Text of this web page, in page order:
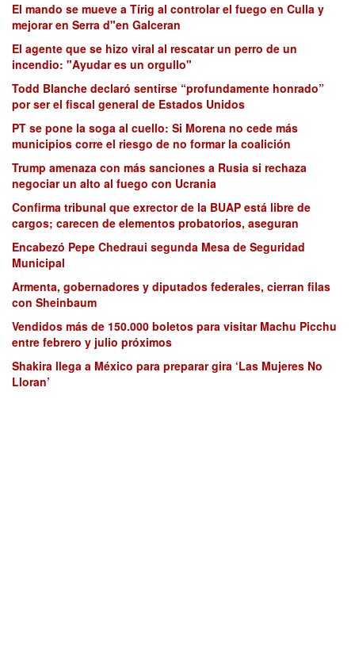
El mando se mueve a Tírig al controlar el fuego en Culla y
mejorar en Serra d"en Galceran
El agente que se hizo viral al rescatar un perro de un
incendio: "Ayudar es un orgullo"
Todd Blanche declaró sentirse “profundamente honrado”
por ser el fiscal general de Estados Unidos
PT se pone la soga al cuello: Si Morena no cede más
municipios corre el riesgo de no formar la coalición
Trump amenaza con más sanciones a Rusia si rechaza
negociar un alto al fuego con Ucrania
Confirma tribunal que exrector de la BUAP está libre de
cargos; carecen de elementos probatorios, aseguran
Encabezó Pepe Chedraui segunda Mesa de Seguridad
Municipal
Armenta, gobernadores y diputados federales, cierran filas
con Sheinbaum
Vendidos más de 150.000 boletos para visitar Machu Picchu
entre febrero y julio próximos
Shakira llega a México para preparar gira ‘Las Mujeres No
Lloran’